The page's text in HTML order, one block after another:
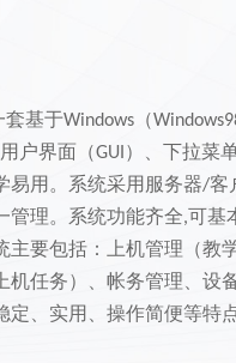
套基于Windows （
户界面（GUI ）、下拉菜
易用。系统采用服务器/客
管理。系统功能齐全,可基
主要包括：上机管理（教
机任务）、帐务管理、设
、实用、操作简便等特点